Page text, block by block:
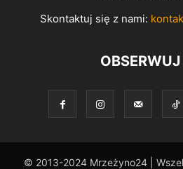
Skontaktuj się z nami:
© 2013-2024 Mrzeżyno24 |